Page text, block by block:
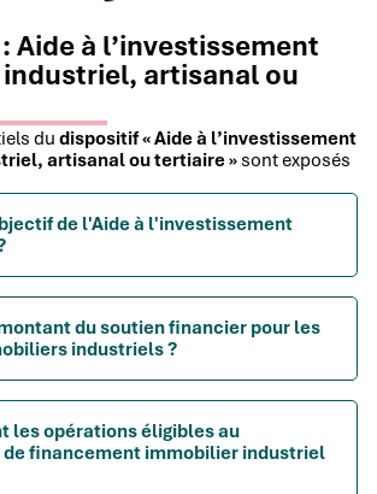
Aide à l’investissement
artisanal ou
du dispositif « Aide à l’investissement
artisanal ou tertiaire » sont exposés
de l'Aide à l'investissement
du soutien financier pour les
industriels ?
les opérations éligibles au
de financement immobilier industriel